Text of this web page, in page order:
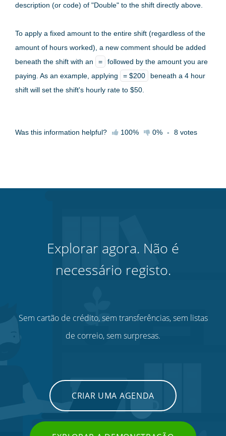
description (or code) of "Double" to the shift directly above.
To apply a fixed amount to the entire shift (regardless of the
amount of hours worked), a new comment should be added
beneath the shift with an
=
followed by the amount you are
paying. As an example, applying
= $200
beneath a 4 hour
shift will set the shift's hourly rate to $50.
Was this information helpful? 100% 0% - 8 votes
Explorar agora. Não é
necessário registo.
Sem cartão de crédito, sem transferências, sem listas
de correio, sem surpresas.
CRIAR UMA AGENDA